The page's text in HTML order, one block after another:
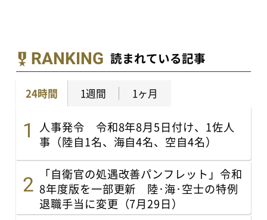
RANKING 読まれている記事
24時間 1週間 1ヶ月
人事発令 令和8年8月5日付け、1佐人
事（陸自1名、海自4名、空自4名）
「自衛官の処遇改善パンフレット」令和
8年度版を一部更新 陸･海･空士の特例
退職手当に変更（7月29日）